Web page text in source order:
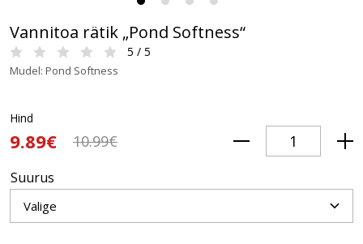
Vannitoa rätik „Pond Softness“
5 / 5
Mudel: Pond Softness
Hind
9.89€ 10.99€
Suurus